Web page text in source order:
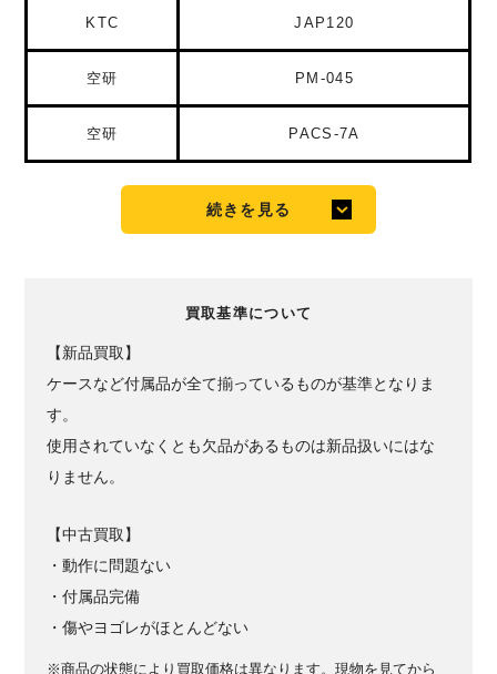
KTC JAP120
空研 PM-045
空研 PACS-7A
続きを見る
買取基準について
【新品買取】
ケースなど付属品が全て揃っているものが基準となりま
す。
使用されていなくとも欠品があるものは新品扱いにはな
りません。
【中古買取】
・動作に問題ない
・付属品完備
・傷やヨゴレがほとんどない
※商品の状態により買取価格は異なります。現物を見てから